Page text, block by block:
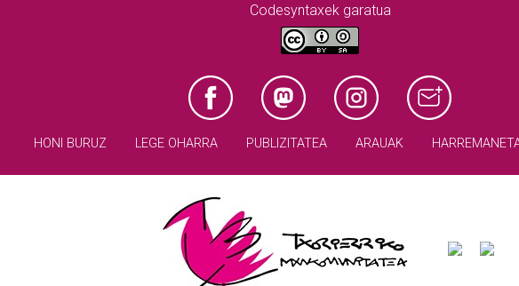
Codesyntaxek garatua
HONI BURUZ LEGE OHARRA PUBLIZITATEA ARAUAK